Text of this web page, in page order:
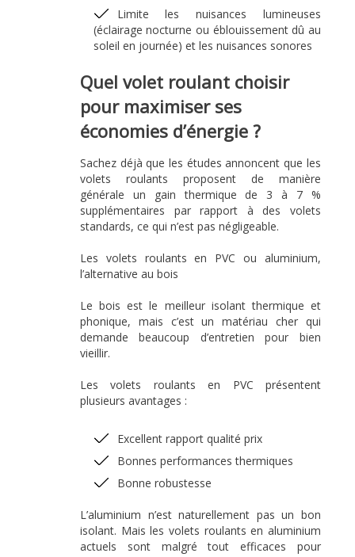
Limite les nuisances lumineuses
(éclairage nocturne ou éblouissement dû au
soleil en journée) et les nuisances sonores
Quel volet roulant choisir
pour maximiser ses
économies d’énergie ?
Sachez déjà que les études annoncent que les
volets roulants proposent de manière
générale un gain thermique de 3 à 7 %
supplémentaires par rapport à des volets
standards, ce qui n’est pas négligeable.
Les volets roulants en PVC ou aluminium,
l’alternative au bois
Le bois est le meilleur isolant thermique et
phonique, mais c’est un matériau cher qui
demande beaucoup d’entretien pour bien
vieillir.
Les volets roulants en PVC présentent
plusieurs avantages :
Excellent rapport qualité prix
Bonnes performances thermiques
Bonne robustesse
L’aluminium n’est naturellement pas un bon
isolant. Mais les volets roulants en aluminium
actuels sont malgré tout efficaces pour